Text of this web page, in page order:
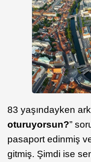
83 yaşındayken
oturuyorsun?”
pasaport edinmiş
gitmiş. Şimdi ise